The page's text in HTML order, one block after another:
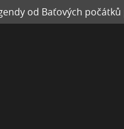
od Baťových